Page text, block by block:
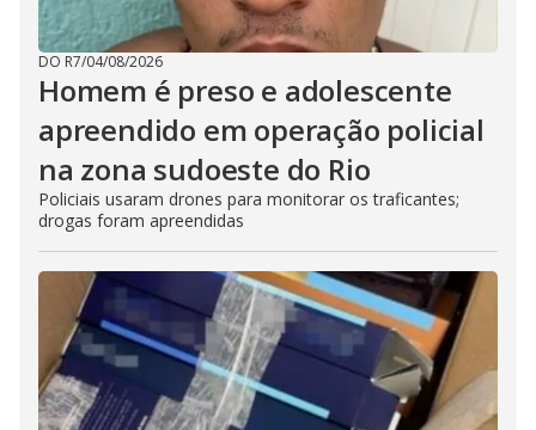
DO R7/04/08/2026
Homem é preso e adolescente
apreendido em operação policial
na zona sudoeste do Rio
Policiais usaram drones para monitorar os traficantes;
drogas foram apreendidas